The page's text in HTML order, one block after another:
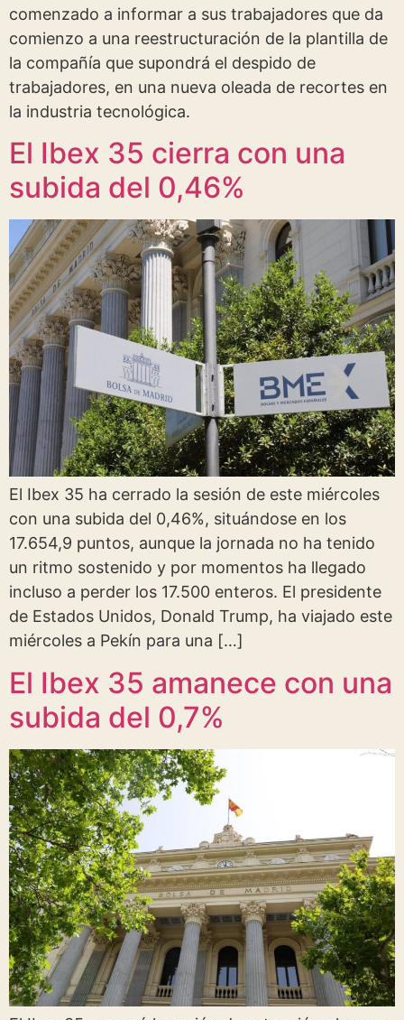
comenzado a informar a sus trabajadores que da
comienzo a una reestructuración de la plantilla de
la compañía que supondrá el despido de
trabajadores, en una nueva oleada de recortes en
la industria tecnológica.
El Ibex 35 cierra con una
subida del 0,46%
El Ibex 35 ha cerrado la sesión de este miércoles
con una subida del 0,46%, situándose en los
17.654,9 puntos, aunque la jornada no ha tenido
un ritmo sostenido y por momentos ha llegado
incluso a perder los 17.500 enteros. El presidente
de Estados Unidos, Donald Trump, ha viajado este
miércoles a Pekín para una […]
El Ibex 35 amanece con una
subida del 0,7%